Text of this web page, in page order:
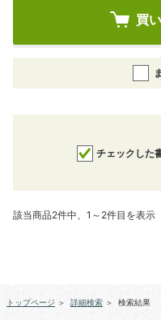
買
チェックした
該当商品2件中、1～2件目を表示
トップページ ＞ 詳細検索 ＞ 検索結果